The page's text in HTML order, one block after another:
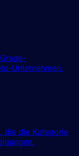
Unternehmen.
die die Kategorie